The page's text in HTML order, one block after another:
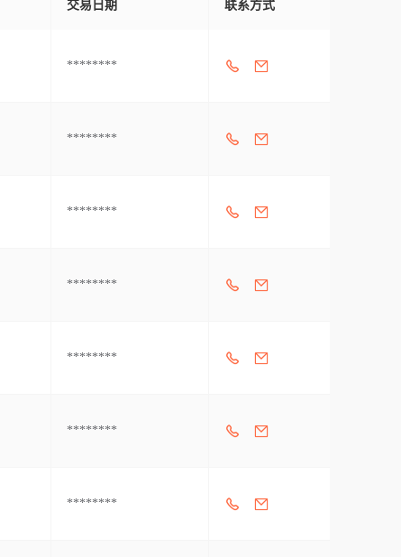
交易日期 联系方式
********
********
********
********
********
********
********